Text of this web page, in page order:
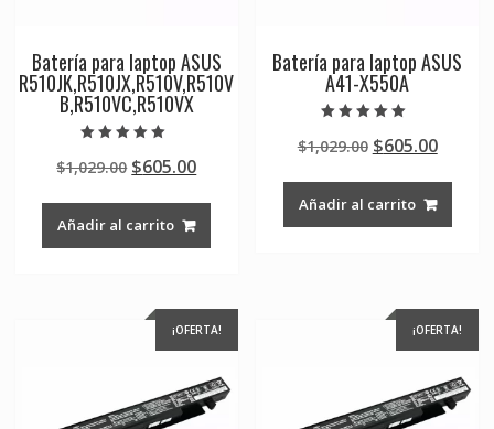
Batería para laptop ASUS
R510JK,R510JX,R510V,R510V
B,R510VC,R510VX
5.00
de 5
$1,029.00 Original
was:
$1,029.00.
$605.00Current
Añadir al carrito
Batería para laptop ASUS
A41-X550A
5.00
de 5
$1,029.00 Original
was:
$1,029.00.
$605.00
Añadir al carrito
¡OFERTA! ¡OFERTA!